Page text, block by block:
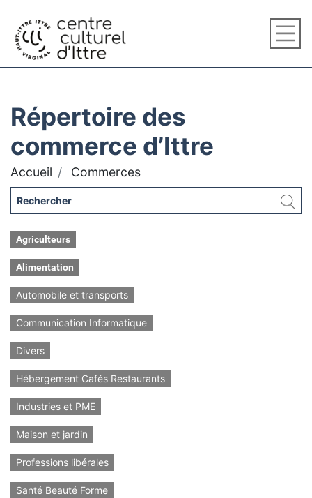
Répertoire des
commerce d’Ittre
Accueil Commerces
Agriculteurs
Alimentation
Automobile et transports
Communication Informatique
Divers
Hébergement Cafés Restaurants
Industries et PME
Maison et jardin
Professions libérales
Santé Beauté Forme